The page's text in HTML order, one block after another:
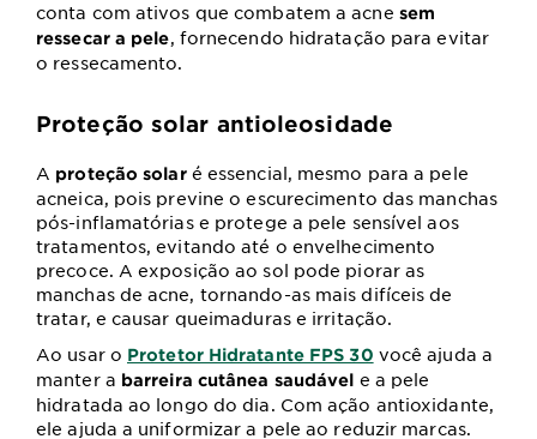
conta com ativos que combatem a acne sem
ressecar a pele, fornecendo hidratação para evitar
o ressecamento.
Proteção solar antioleosidade
A proteção solar é essencial, mesmo para a pele
acneica, pois previne o escurecimento das manchas
pós-inflamatórias e protege a pele sensível aos
tratamentos, evitando até o envelhecimento
precoce. A exposição ao sol pode piorar as
manchas de acne, tornando-as mais difíceis de
tratar, e causar queimaduras e irritação.
Ao usar o Protetor Hidratante FPS 30 você ajuda a
manter a barreira cutânea saudável e a pele
hidratada ao longo do dia. Com ação antioxidante,
ele ajuda a uniformizar a pele ao reduzir marcas.